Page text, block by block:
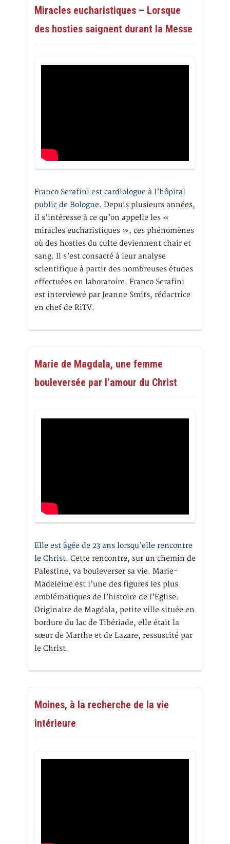
Miracles eucharistiques – Lorsque
des hosties saignent durant la Messe
Franco Serafini est cardiologue à l’hôpital
public de Bologne. Depuis plusieurs années,
il s’intéresse à ce qu’on appelle les «
miracles eucharistiques », ces phénomènes
où des hosties du culte deviennent chair et
sang. Il s’est consacré à leur analyse
scientifique à partir des nombreuses études
effectuées en laboratoire. Franco Serafini
est interviewé par Jeanne Smits, rédactrice
en chef de RiTV.
Marie de Magdala, une femme
bouleversée par l’amour du Christ
Elle est âgée de 23 ans lorsqu’elle rencontre
le Christ. Cette rencontre, sur un chemin de
Palestine, va bouleverser sa vie. Marie-
Madeleine est l’une des figures les plus
emblématiques de l’histoire de l’Eglise.
Originaire de Magdala, petite ville située en
bordure du lac de Tibériade, elle était la
sœur de Marthe et de Lazare, ressuscité par
le Christ.
Moines, à la recherche de la vie
intérieure